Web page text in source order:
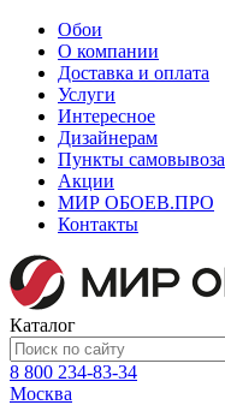
Обои
О компании
Доставка и оплата
Услуги
Интересное
Дизайнерам
Пункты самовывоза
Акции
МИР ОБОЕВ.ПРО
Контакты
Каталог
8 800 234-83-34
Москва